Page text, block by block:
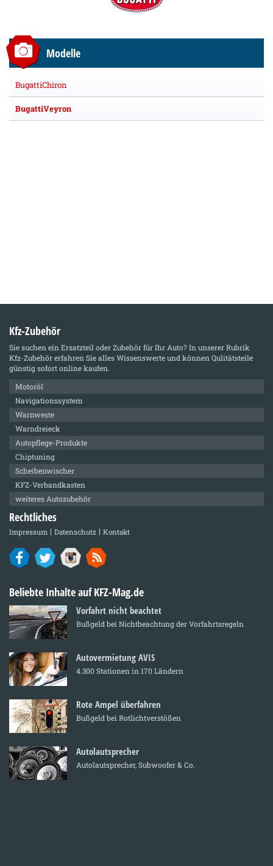
Modelle
BugattiChiron
BugattiVeyron
Kfz-Zubehör
Sie suchen ein Ersatzteil oder Zubehör für Ihr Auto? In unserer Rubrik
Kfz-Zubehörerfahren Sie alles Wissenswerte und können Qulitätsteile
günstig sofort online kaufen.
Motoröl
Navigationssystem
Warnweste
Warndreieck
Autopflege-Produkte
Chiptuning
Scheibenwischer
KFZ-Verbandkasten
weiteres Autozubehör
Rechtliches
Impressum Datenschutz Kontakt
Beliebte Inhalte auf KFZ-Mag.de
Vorfahrt nicht beachtet
Bußgeld bei Nichtbeachtung der Vorfahrtsregeln
Autovermietung AVIS
4.300 Stationen in 170 Ländern
Rote Ampel überfahren
Bußgeld bei Rotlichtverstößen
Autolautsprecher
Autolautsprecher, Subwoofer & Co.